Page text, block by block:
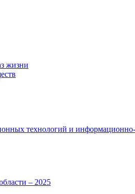
жизни
технологий и
– 2025